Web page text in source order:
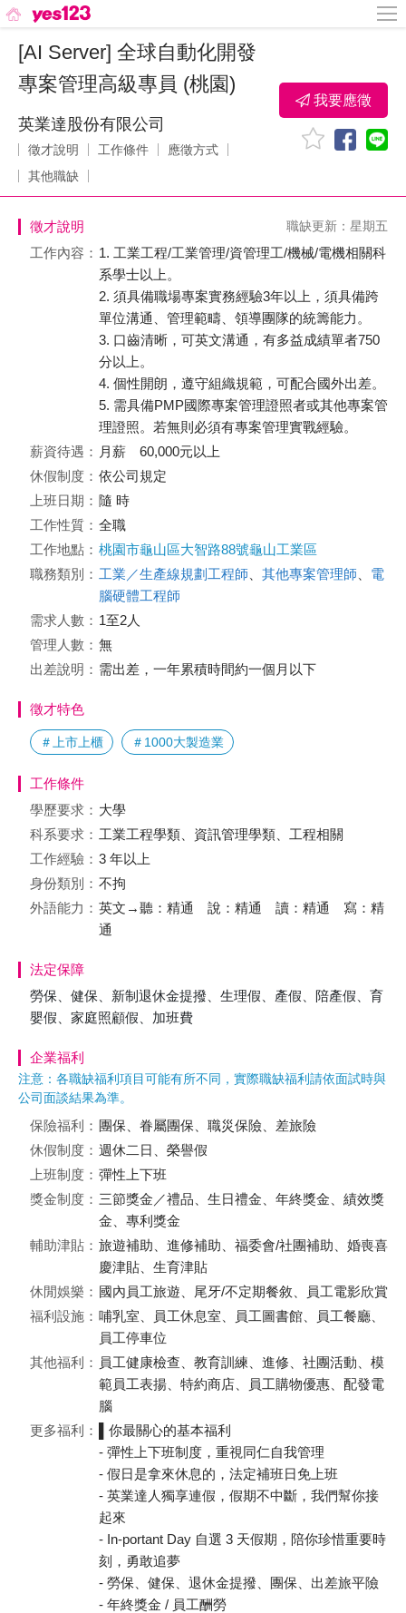
[AI Server] 全球自動化開發
專案管理高級專員 (桃園)
英業達股份有限公司
徵才說明 工作條件
應徵方式
其他職缺
我要應徵
徵才說明 職缺更新：星期五
工作內容： 1. 工業工程/工業管理/資管理工/機械/電機相關科
系學士以上。
2. 須具備職場專案實務經驗3年以上，須具備跨
單位溝通、管理範疇、領導團隊的統籌能力。
3. 口齒清晰，可英文溝通，有多益成績單者750
分以上。
4. 個性開朗，遵守組織規範，可配合國外出差。
5. 需具備PMP國際專案管理證照者或其他專案管
理證照。若無則必須有專案管理實戰經驗。
薪資待遇： 月薪 60,000元以上
休假制度： 依公司規定
上班日期： 隨 時
工作性質： 全職
工作地點： 桃園市龜山區大智路88號龜山工業區
職務類別： 工業／生產線規劃工程師 其他專案管理師
電
腦硬體工程師
需求人數： 1至2人
管理人數： 無
出差說明： 需出差，一年累積時間約一個月以下
徵才特色
＃上市上櫃 ＃1000大製造業
工作條件
學歷要求： 大學
科系要求： 工業工程學類、資訊管理學類、工程相關
工作經驗： 3 年以上
身份類別： 不拘
外語能力： 英文→聽：精通 說：精通 讀：精通 寫：精
通
法定保障
勞保、健保、新制退休金提撥、生理假、產假、陪產假、育
嬰假、家庭照顧假、加班費
企業福利
注意：各職缺福利項目可能有所不同，實際職缺福利請依面試時與
公司面談結果為準。
保險福利： 團保、眷屬團保、職災保險、差旅險
休假制度： 週休二日、榮譽假
上班制度： 彈性上下班
獎金制度： 三節獎金／禮品、生日禮金、年終獎金、績效獎
金、專利獎金
輔助津貼： 旅遊補助、進修補助、福委會/社團補助、婚喪喜
慶津貼、生育津貼
休閒娛樂： 國內員工旅遊、尾牙/不定期餐敘、員工電影欣賞
福利設施： 哺乳室、員工休息室、員工圖書館、員工餐廳、
員工停車位
其他福利： 員工健康檢查、教育訓練、進修、社團活動、模
範員工表揚、特約商店、員工購物優惠、配發電
腦
更多福利：
▌你最關心的基本福利
- 彈性上下班制度，重視同仁自我管理
- 假日是拿來休息的，法定補班日免上班
- 英業達人獨享連假，假期不中斷，我們幫你接
起來
- In-portant Day 自選 3 天假期，陪你珍惜重要時
刻，勇敢追夢
- 勞保、健保、退休金提撥、團保、出差旅平險
- 年終獎金 / 員工酬勞